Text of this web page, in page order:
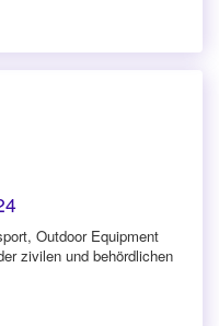
Outdoor Equipment
zivilen und behördlichen